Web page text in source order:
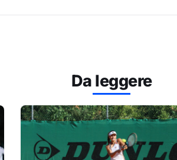
Da leggere